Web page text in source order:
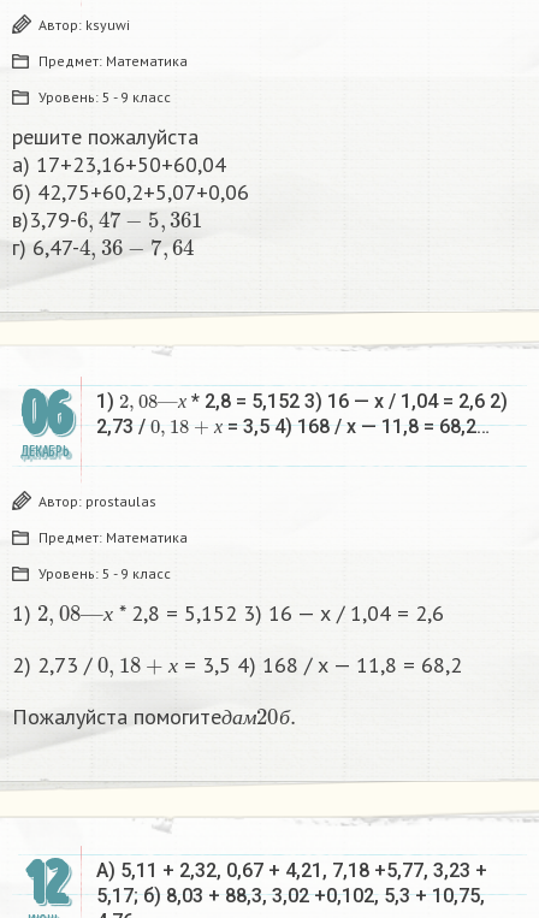
Автор: ksyuwi
Предмет: Математика
Уровень: 5 - 9 класс
решите пожалуйста
а) 17+23,16+50+60,04
б) 42,75+60,2+5,07+0,06
в)3,79-6 47−5, 361
г) 6,47-4, 36− 64
06
ДЕКАБРЬ
1) х
2,08—х * 2,8 = 5,152 3) 16 — х / 1,04 = 2,6 2)
2,73 /
х
0 18 х = 3,5 4) 168 / х — 11,8 = 68,2…
Автор: prostaulas
Предмет: Математика
Уровень: 5 - 9 класс
1) х
2 08—
* 2,8 = 5,152 3) 16 — х / 1,04 = 2,6
2) 2,73 /
х
0 18+
= 3,5 4) 168 / х — 11,8 = 68,2
Пожалуйста помогите д ам б
д м20 б
12
A) 5,11 + 2,32, 0,67 + 4,21, 7,18 +5,77, 3,23 +
5,17; б) 8,03 + 88,3, 3,02 +0,102, 5,3 + 10,75,